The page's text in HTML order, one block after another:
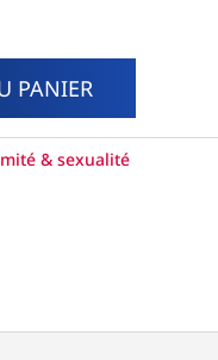
PANIER
& sexualité
& sexualité